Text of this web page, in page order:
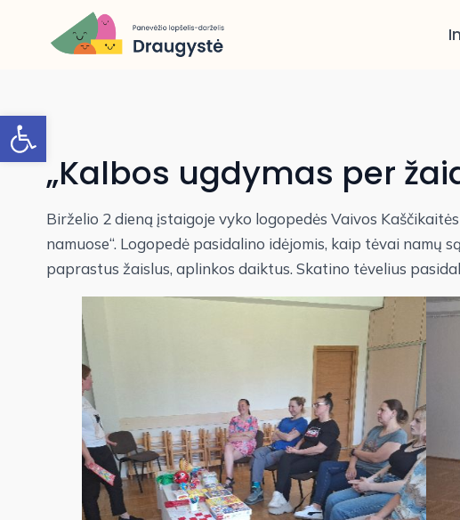
Open toolbar
„Kalbos ugdymas per
Birželio 2 dieną įstaigoje vyko logopedės Vaivos
namuose“. Logopedė pasidalino idėjomis, kaip tėvai
paprastus žaislus, aplinkos daiktus. Skatino tėvelius